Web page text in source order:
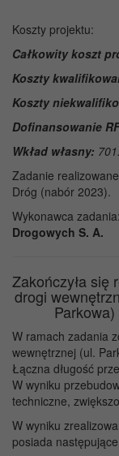
Koszty projektu:
Całkowity koszt
Koszty
Koszty
Dofinansowanie
Wkład własny:
Zadanie
Dróg (nabór 2023).
Wykonawca zadania:
Drogowych S. A.
Zakończyła się
drogi
W ramach zadania
wewnętrznej (ul.
Łączna długość
W wyniku
techniczne,
W wyniku
posiada